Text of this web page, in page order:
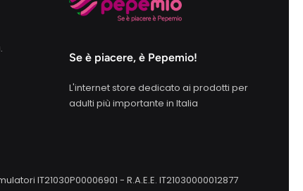
Se è piacere, è Pepemio!
L'internet store dedicato ai prodotti per
adulti più importante in Italia
IT21030P00006901 - R.A.E.E. IT21030000012877